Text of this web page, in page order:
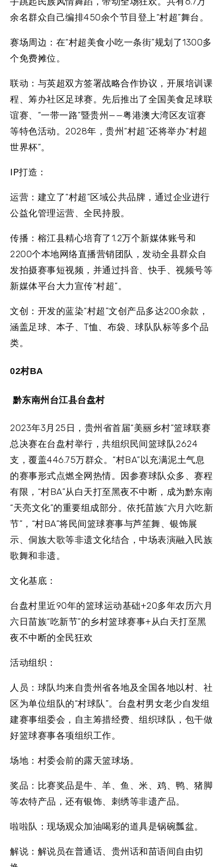
余名群众自己编排450余个节目登上“村超”舞台。
赛场周边： 在“村超美食小吃一条街”规划了1300多
个免费摊位。
联动： 与英超双方签署战略合作协议，开展培训课
程、筹办社区足球赛。先后推出了全国美食足球联
谊赛、“一带一路”暨贵州——粤港澳大湾区友谊赛
等特色活动。2028年，贵州“村超”还将举办“村超
世界杯”。
IP打造：
运营： 建立了“村超”区域公共品牌，通过企业进行
公益化管理运营、全民持股。
传播： 榕江县精心培育了1.2万个新媒体账号和
2200个本地网络直播营销团队，发动全县群众自
发拍摄赛事短视频，并通过抖音、快手、视频号等
新媒体平台大力宣传“村超”。
文创： 开发的蓝染“村超”文创产品多达200余款，
涵盖足球、本子、T恤、布袋、球队队标等多个品
类。
02村BA
黔东南州台江县台盘村
2023年3月25日，贵州省首届“美丽乡村”篮球联赛
总决赛在台盘村举行，共组织民间篮球队2624
支，覆盖446.75万群众。“村BA”以充满泥土气息
的赛事形式点燃全网热情。因参赛球队众多、赛程
有限，“村BA”从白天打至黑夜不中断，成为黔东南
“天亮文化”的重要组成部分。依托苗族“六月六吃新
节”，“村BA”将民间篮球赛事与芦笙舞、银饰展
示、侗族大歌等非遗文化结合，中场表演融入民族
歌舞和非遗。
文化基底：
台盘村里近90年的篮球运动基础+20多年农历六月
六日苗族“吃新节”的乡村篮球赛事+从白天打至黑
夜不中断的全民狂欢
活动组织：
人员： 球队均来自贵州省各地及全国各地以村、社
区为单位组队的“村球队”。台盘村男女老少自发组
建赛事组委会，自主筹措经费、组织球队，包干做
好篮球赛事各项组织工作。
场地： 村委会前的露天篮球场。
奖品： 比赛奖品是牛、羊、鱼、米、鸡、鸭、猪脚
等农特产品，还有银饰、刺绣等非遗产品。
啦啦队： 现场观众加油喝彩的道具是锅碗瓢盆。
解说： 解说员在普通话、贵州话和苗语间自由切